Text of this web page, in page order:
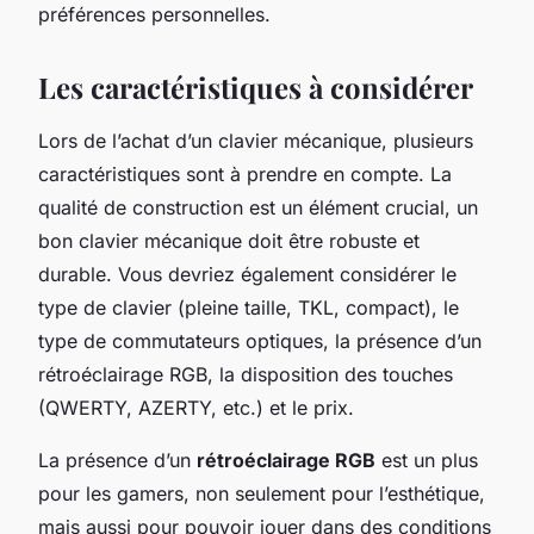
préférences personnelles.
Les caractéristiques à considérer
Lors de l’achat d’un clavier mécanique, plusieurs
caractéristiques sont à prendre en compte. La
qualité de construction est un élément crucial, un
bon clavier mécanique doit être robuste et
durable. Vous devriez également considérer le
type de clavier (pleine taille, TKL, compact), le
type de commutateurs optiques, la présence d’un
rétroéclairage RGB, la disposition des touches
(QWERTY, AZERTY, etc.) et le prix.
La présence d’un rétroéclairage RGB est un plus
pour les gamers, non seulement pour l’esthétique,
mais aussi pour pouvoir jouer dans des conditions